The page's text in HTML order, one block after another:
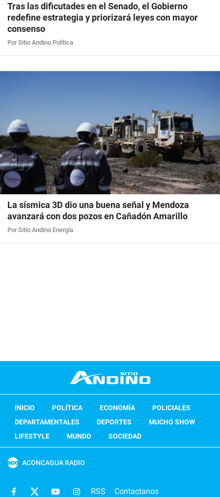
Tras las dificutades en el Senado, el Gobierno
redefine estrategia y priorizará leyes con mayor
consenso
Por Sitio Andino Política
La sísmica 3D dio una buena señal y Mendoza
avanzará con dos pozos en Cañadón Amarillo
Por Sitio Andino Energía
INICIO POLÍTICA ECONOMÍA
POLICIALES
DEPARTAMENTALES
DEPORTES
MUCHO SHOW
LIFESTYLE
MUNDO SOCIEDAD
ACONCAGUA RADIO
RSS Contactanos